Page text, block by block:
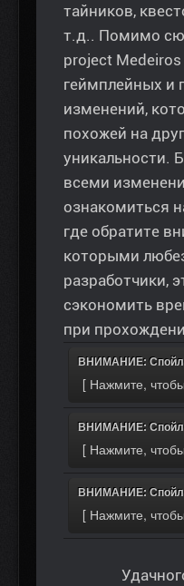
тайников,
т.д.. Помимо
project
геймплейных и
изменений,
похожей на
уникальности.
всеми
ознакомиться
где обратите
которыми
разработчики,
сэкономить
при
ВНИМАНИЕ:
ВНИМАНИЕ:
ВНИМАНИЕ: